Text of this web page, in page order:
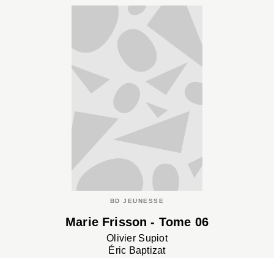
BD JEUNESSE
Marie Frisson - Tome 06
Olivier Supiot
Éric Baptizat